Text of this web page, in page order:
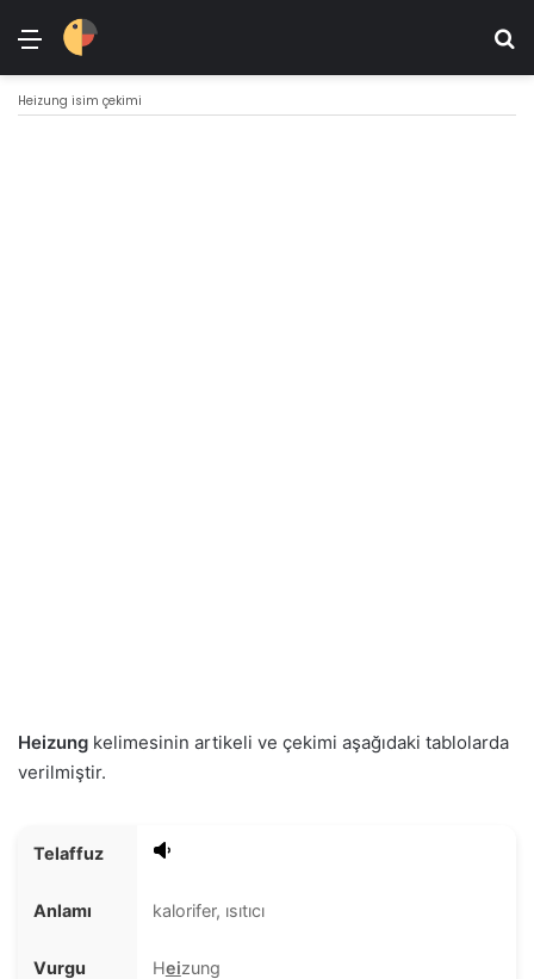
Menü
Heizung isim çekimi
Heizung kelimesinin artikeli ve çekimi aşağıdaki tablolarda
verilmiştir.
Telaffuz
Anlamı kalorifer, ısıtıcı
Vurgu Heizung